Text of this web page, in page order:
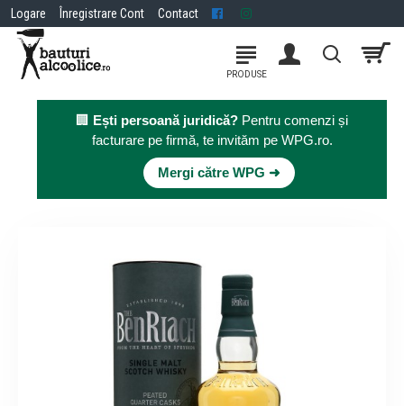
Logare Înregistrare Cont Contact
🏢 Ești persoană juridică? Pentru comenzi și
facturare pe firmă, te invităm pe WPG.ro.
Mergi către WPG ➜